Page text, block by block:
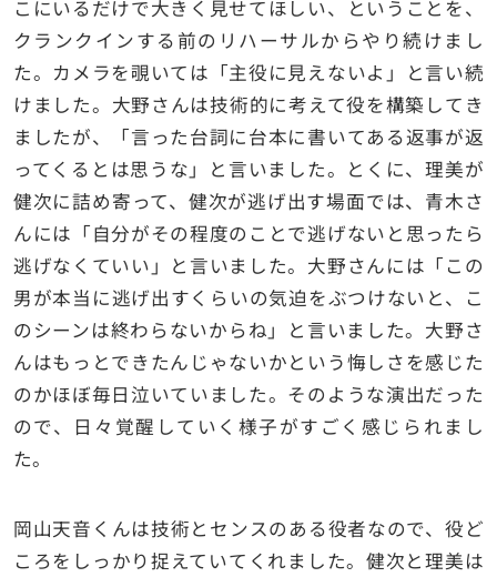
こにいるだけで大きく見せてほしい、ということを、
クランクインする前のリハーサルからやり続けまし
た。カメラを覗いては「主役に見えないよ」と言い続
けました。大野さんは技術的に考えて役を構築してき
ましたが、「言った台詞に台本に書いてある返事が返
ってくるとは思うな」と言いました。とくに、理美が
健次に詰め寄って、健次が逃げ出す場面では、青木さ
んには「自分がその程度のことで逃げないと思ったら
逃げなくていい」と言いました。大野さんには「この
男が本当に逃げ出すくらいの気迫をぶつけないと、こ
のシーンは終わらないからね」と言いました。大野さ
んはもっとできたんじゃないかという悔しさを感じた
のかほぼ毎日泣いていました。そのような演出だった
ので、日々覚醒していく様子がすごく感じられまし
た。
岡山天音くんは技術とセンスのある役者なので、役ど
ころをしっかり捉えていてくれました。健次と理美は